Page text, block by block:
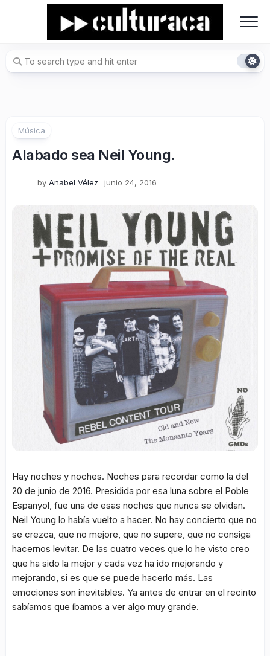
Música
Alabado sea Neil Young.
by Anabel Vélez junio 24, 2016
Hay noches y noches. Noches para recordar como la del
20 de junio de 2016. Presidida por esa luna sobre el Poble
Espanyol, fue una de esas noches que nunca se olvidan.
Neil Young lo había vuelto a hacer. No hay concierto que no
se crezca, que no mejore, que no supere, que no consiga
hacernos levitar. De las cuatro veces que lo he visto creo
que ha sido la mejor y cada vez ha ido mejorando y
mejorando, si es que se puede hacerlo más. Las
emociones son inevitables. Ya antes de entrar en el recinto
sabíamos que íbamos a ver algo muy grande.